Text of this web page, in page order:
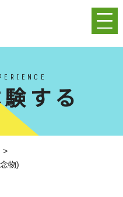
する
物)